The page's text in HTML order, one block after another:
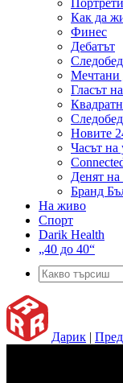
Как да
Финес
Дебатът
Мечтани
Гласът
Новите
Часът на
Денят на
Бранд
На живо
Спорт
Darik Health
„40 до 40“
Дарик |